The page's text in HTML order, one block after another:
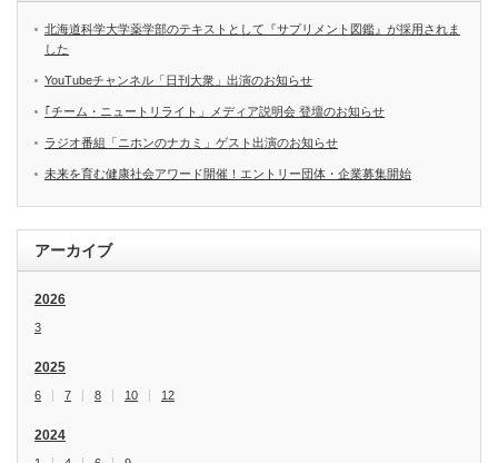
北海道科学大学薬学部のテキストとして『サプリメント図鑑』が採用されま
した
YouTubeチャンネル「日刊大衆」出演のお知らせ
｢チーム・ニュートリライト」メディア説明会 登壇のお知らせ
ラジオ番組「ニホンのナカミ」ゲスト出演のお知らせ
未来を育む健康社会アワード開催！エントリー団体・企業募集開始
アーカイブ
2026
3
2025
6 7 8 10 12
2024